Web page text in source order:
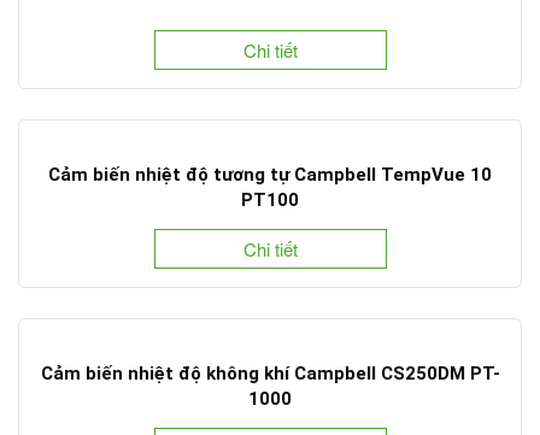
Chi tiết
Cảm biến nhiệt độ tương tự Campbell TempVue 10
PT100
Chi tiết
Cảm biến nhiệt độ không khí Campbell CS250DM PT-
1000